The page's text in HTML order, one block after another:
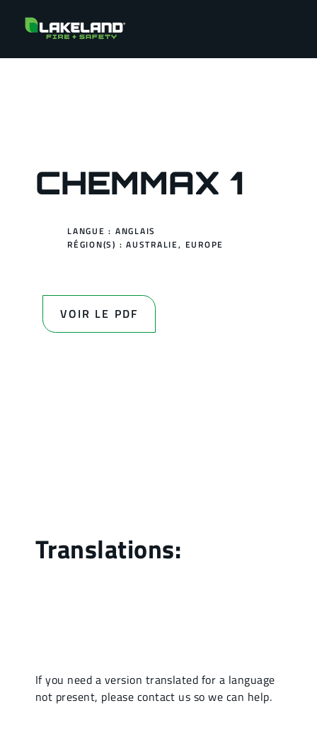
CHEMMAX 1
LANGUE : ANGLAIS
RÉGION(S) :AUSTRALIE, EUROPE
VOIR LE PDF